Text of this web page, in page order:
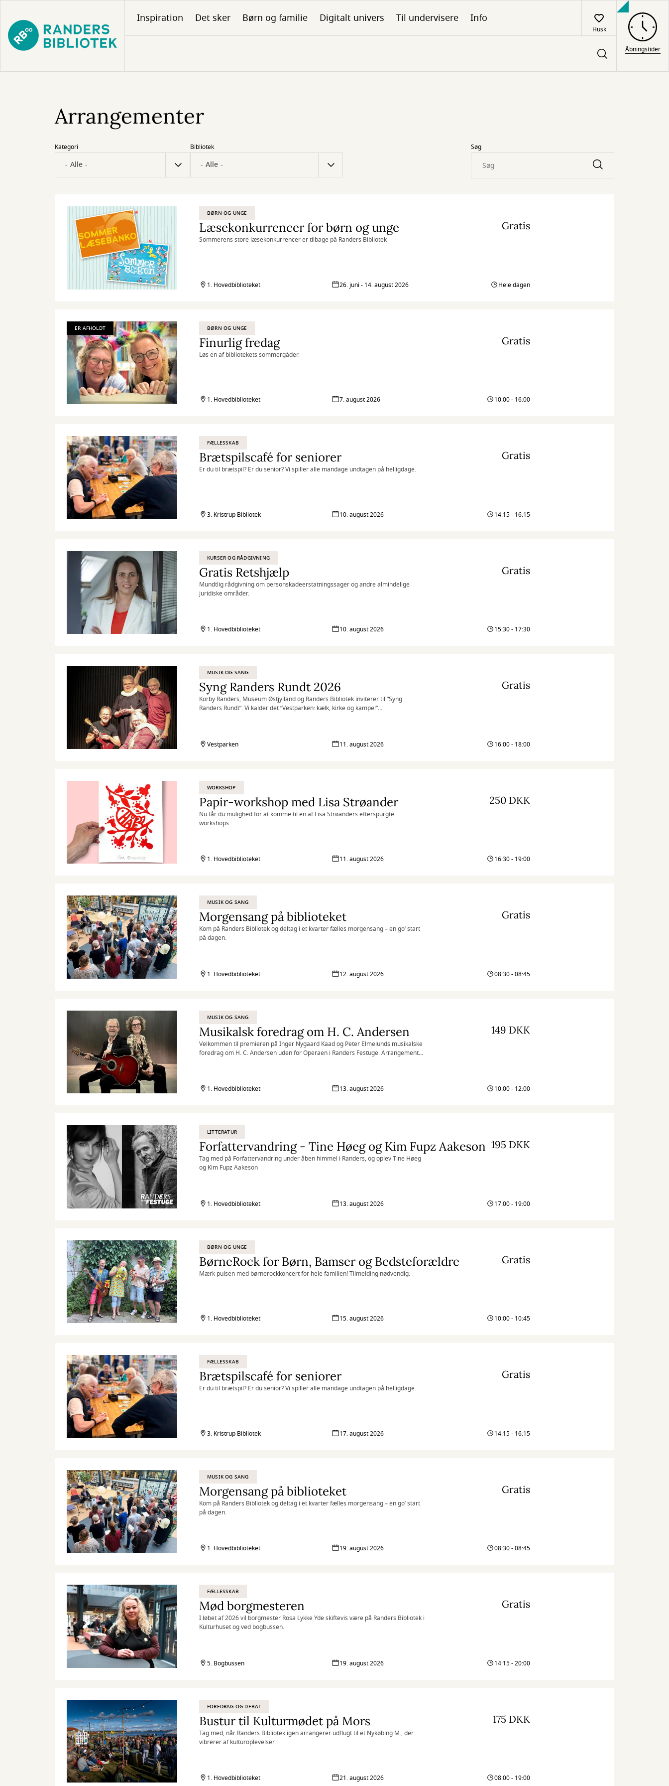
hovedindhold
Inspiration Det sker Børn og familie Digitalt univers Til undervisere Info
Husk
Åbningstider
Arrangementer
Kategori Bibliotek Søg
BØRN OG UNGE
Læsekonkurrencer for børn og unge
Sommerens store læsekonkurrencer er tilbage på Randers Bibliotek
Gratis
1. Hovedbiblioteket 26. juni - 14. august 2026 Hele dagen
ER AFHOLDT BØRN OG UNGE
Finurlig fredag
Løs en af bibliotekets sommergåder.
Gratis
1. Hovedbiblioteket 7. august 2026 10:00 - 16:00
FÆLLESSKAB
Brætspilscafé for seniorer
Er du til brætspil? Er du senior? Vi spiller alle mandage undtagen på helligdage.
Gratis
3. Kristrup Bibliotek 10. august 2026 14:15 - 16:15
KURSER OG RÅDGIVNING
Gratis Retshjælp
Mundtlig rådgivning om personskadeerstatningssager og andre almindelige
juridiske områder.
Gratis
1. Hovedbiblioteket 10. august 2026 15:30 - 17:30
MUSIK OG SANG
Syng Randers Rundt 2026
Korby Randers, Museum Østjylland og Randers Bibliotek inviterer til ”Syng
Randers Rundt”. Vi kalder det ”Vestparken: kælk, kirke og kampe!”
Gratis
Vestparken 11. august 2026 16:00 - 18:00
WORKSHOP
Papir-workshop med Lisa Strøander
Nu får du mulighed for at komme til en af Lisa Strøanders efterspurgte
workshops.
250 DKK
1. Hovedbiblioteket 11. august 2026 16:30 - 19:00
MUSIK OG SANG
Morgensang på biblioteket
Kom på Randers Bibliotek og deltag i et kvarter fælles morgensang – en go’ start
på dagen.
Gratis
1. Hovedbiblioteket 12. august 2026 08:30 - 08:45
MUSIK OG SANG
Musikalsk foredrag om H. C. Andersen
Velkommen til premieren på Inger Nygaard Kaad og Peter Elmelunds musikalske
foredrag om H. C. Andersen uden for Operaen i Randers Festuge. Arrangementet
149 DKK
1. Hovedbiblioteket 13. august 2026 10:00 - 12:00
LITTERATUR
Forfattervandring - Tine Høeg og Kim Fupz Aakeson
Tag med på Forfattervandring under åben himmel i Randers, og oplev Tine Høeg
og Kim Fupz Aakeson
195 DKK
1. Hovedbiblioteket 13. august 2026 17:00 - 19:00
BØRN OG UNGE
BørneRock for Børn, Bamser og Bedsteforældre
Mærk pulsen med børnerockkoncert for hele familien! Tilmelding nødvendig.
Gratis
1. Hovedbiblioteket 15. august 2026 10:00 - 10:45
FÆLLESSKAB
Brætspilscafé for seniorer
Er du til brætspil? Er du senior? Vi spiller alle mandage undtagen på helligdage.
Gratis
3. Kristrup Bibliotek 17. august 2026 14:15 - 16:15
MUSIK OG SANG
Morgensang på biblioteket
Kom på Randers Bibliotek og deltag i et kvarter fælles morgensang – en go’ start
på dagen.
Gratis
1. Hovedbiblioteket 19. august 2026 08:30 - 08:45
FÆLLESSKAB
Mød borgmesteren
I løbet af 2026 vil borgmester Rosa Lykke Yde skiftevis være på Randers Bibliotek i
Kulturhuset og ved bogbussen.
Gratis
5. Bogbussen 19. august 2026 14:15 - 20:00
FOREDRAG OG DEBAT
Bustur til Kulturmødet på Mors
Tag med, når Randers Bibliotek igen arrangerer udflugt til et Nykøbing M., der
vibrerer af kulturoplevelser.
175 DKK
1. Hovedbiblioteket 21. august 2026 08:00 - 19:00